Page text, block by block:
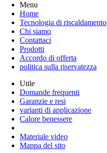
Menu
Home
Tecnologia di riscaldamento
Chi siamo
Contattaci
Prodotti
Accordo di offerta
politica sulla riservatezza
Utile
Domande frequenti
Garanzie e resi
varianti di applicazione
Calore benessere
Materiale video
Mappa del sito